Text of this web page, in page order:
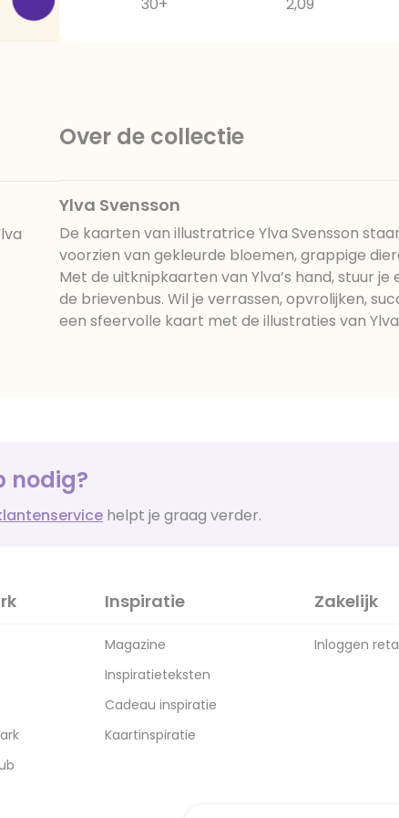
Over de collectie
Ylva Svensson
De kaarten van illustratrice Ylva Svensson
voorzien van gekleurde bloemen, grappige
Met de uitknipkaarten van Ylva’s hand, stuur
de brievenbus. Wil je verrassen, opvrolijken,
een sfeervolle kaart met de illustraties van Ylva
nodig?
helpt je graag verder.
Inspiratie
Magazine
Inspiratieteksten
Cadeau inspiratie
Kaartinspiratie
Zakelijk
Inloggen